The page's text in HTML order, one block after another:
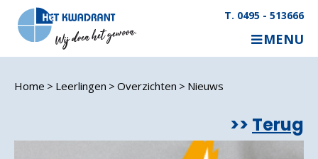
T. 0495 - 513666
MENU
Home Leerlingen Overzichten Nieuws
Terug